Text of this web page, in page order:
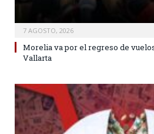
7 AGOSTO, 2026
Morelia va por el regreso de
Vallarta